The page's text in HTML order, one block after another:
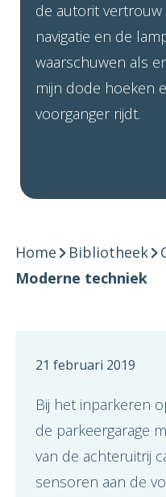
de autorit vertrouw
navigatie en de
waarschuwen als
mijn dode hoeken
voorganger rijdt.
Home Bibliotheek
Moderne techniek
21 februari 2019
Bij het inparkeren
de parkeergarage
van de achteruitrij
sensoren aan de